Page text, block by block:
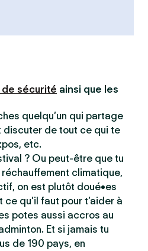
sécurité ainsi que les
quelqu’un qui partage
discuter de tout ce qui te
etc.
? Ou peut-être que tu
climatique,
on est plutôt doué•es
qu’il faut pour t’aider à
potes aussi accros au
Et si jamais tu
de 190 pays, en